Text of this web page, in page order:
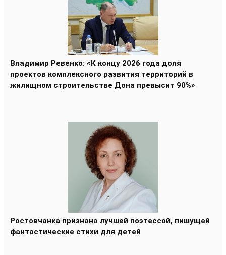
Владимир Ревенко: «К концу 2026 года доля
проектов комплексного развития территорий в
жилищном строительстве Дона превысит 90%»
Ростовчанка признана лучшей поэтессой, пишущей
фантастические стихи для детей